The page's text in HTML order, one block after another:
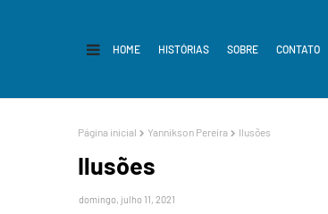
HOME HISTÓRIAS SOBRE CONTATO
Página inicial Yannikson Pereira Ilusões
Ilusões
domingo, julho 11, 2021